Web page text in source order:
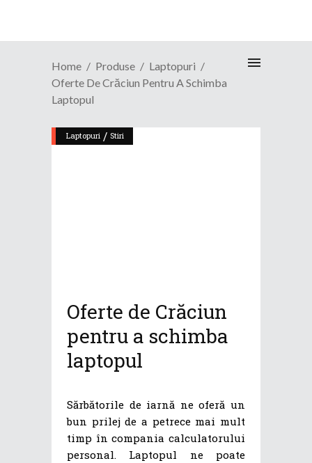
Home Produse
Laptopuri
Oferte De Crăciun Pentru A Schimba
Laptopul
Laptopuri / Stiri
Oferte de Crăciun
pentru a schimba
laptopul
Sărbătorile de iarnă ne oferă un
bun prilej de a petrece mai mult
timp în compania calculatorului
personal. Laptopul ne poate